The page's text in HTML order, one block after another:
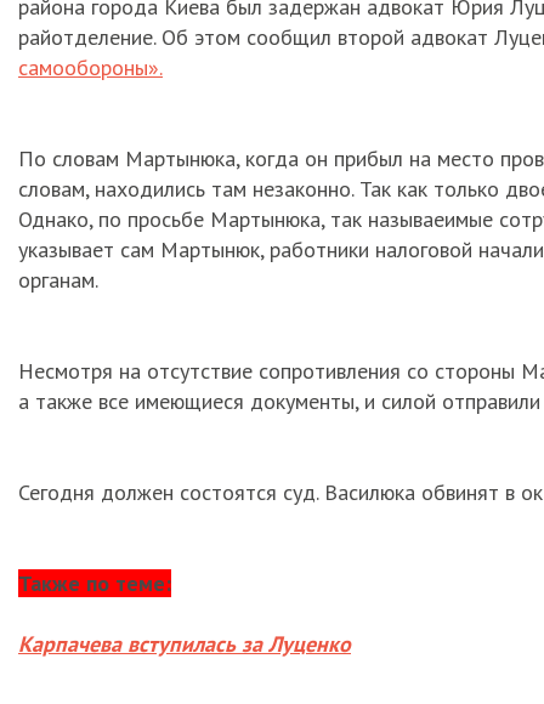
района города Киева был задержан адвокат Юрия
райотделение. Об этом сообщил второй адвокат
самообороны».
По словам Мартынюка, когда он прибыл на место
словам, находились там незаконно. Так как только
Однако, по просьбе Мартынюка, так называеимые
указывает сам Мартынюк, работники налоговой
органам.
Несмотря на отсутствие сопротивления со
а также все имеющиеся документы, и силой
Сегодня должен состоятся суд. Василюка обвинят в
Также по теме:
Карпачева вступилась за Луценко